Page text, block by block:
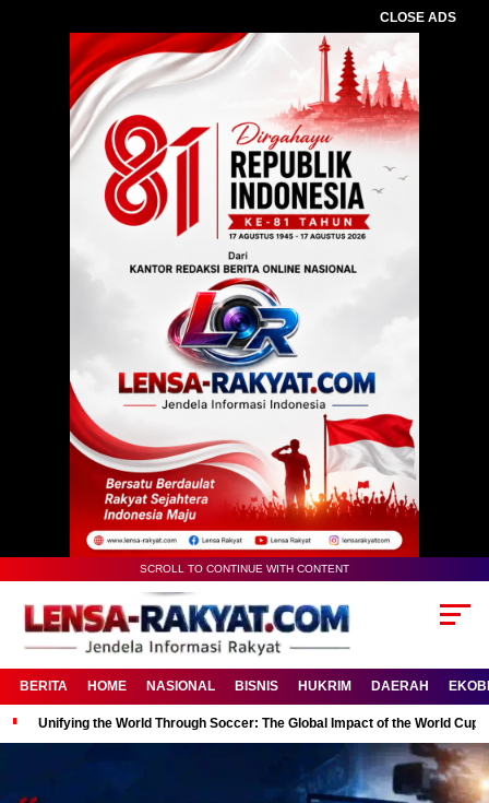
CLOSE ADS
SCROLL TO CONTINUE WITH CONTENT
BERITA HOME NASIONAL BISNIS HUKRIM DAERAH
Unifying the World Through Soccer: The Global Impact of the World Cup